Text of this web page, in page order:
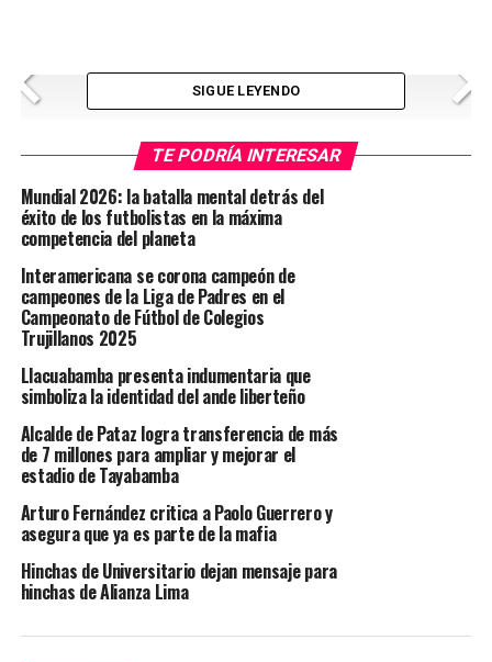
< >
MUNDIAL
SIGUIENTE POST
Entierran 150 cuerpos sin identificar en Venezuela
ANTERIOR POST
Kaira, perrita rescatista peruana viaja a Venezuela para
SIGUE LEYENDO
TE PODRÍA INTERESAR
Mundial 2026: la batalla mental detrás del
éxito de los futbolistas en la máxima
competencia del planeta
Interamericana se corona campeón de
campeones de la Liga de Padres en el
Campeonato de Fútbol de Colegios
Trujillanos 2025
Llacuabamba presenta indumentaria que
simboliza la identidad del ande liberteño
Alcalde de Pataz logra transferencia de más
de 7 millones para ampliar y mejorar el
estadio de Tayabamba
Arturo Fernández critica a Paolo Guerrero y
asegura que ya es parte de la mafia
Hinchas de Universitario dejan mensaje para
hinchas de Alianza Lima